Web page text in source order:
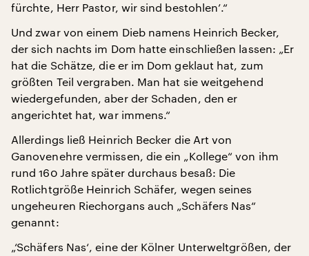
fürchte, Herr Pastor, wir sind bestohlen’.“
Und zwar von einem Dieb namens Heinrich Becker,
der sich nachts im Dom hatte einschließen lassen: „Er
hat die Schätze, die er im Dom geklaut hat, zum
größten Teil vergraben. Man hat sie weitgehend
wiedergefunden, aber der Schaden, den er
angerichtet hat, war immens.“
Allerdings ließ Heinrich Becker die Art von
Ganovenehre vermissen, die ein „Kollege“ von ihm
rund 160 Jahre später durchaus besaß: Die
Rotlichtgröße Heinrich Schäfer, wegen seines
ungeheuren Riechorgans auch „Schäfers Nas“
genannt:
„‘Schäfers Nas‘, eine der Kölner Unterweltgrößen, der